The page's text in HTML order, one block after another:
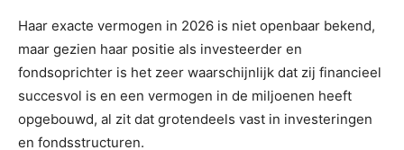
Haar exacte vermogen in 2026 is niet openbaar bekend,
maar gezien haar positie als investeerder en
fondsoprichter is het zeer waarschijnlijk dat zij financieel
succesvol is en een vermogen in de miljoenen heeft
opgebouwd, al zit dat grotendeels vast in investeringen
en fondsstructuren.